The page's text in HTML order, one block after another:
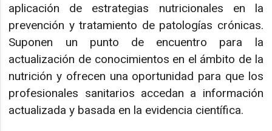
aplicación de estrategias nutricionales en la
prevención y tratamiento de patologías crónicas.
Suponen un punto de encuentro para la
actualización de conocimientos en el ámbito de la
nutrición y ofrecen una oportunidad para que los
profesionales sanitarios accedan a información
actualizada y basada en la evidencia científica.